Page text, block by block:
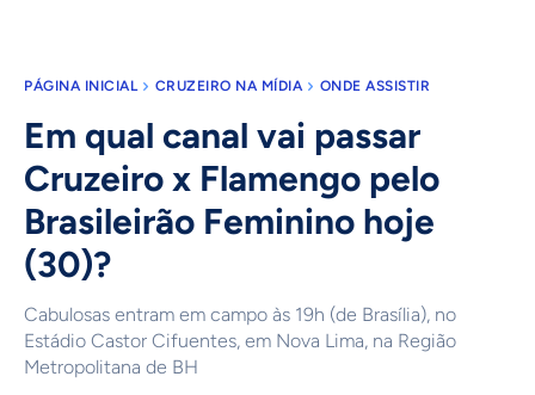
PÁGINA INICIAL CRUZEIRO NA MÍDIA ONDE ASSISTIR
Em qual canal vai passar
Cruzeiro x Flamengo pelo
Brasileirão Feminino hoje
(30)?
Cabulosas entram em campo às 19h (de Brasília), no
Estádio Castor Cifuentes, em Nova Lima, na Região
Metropolitana de BH